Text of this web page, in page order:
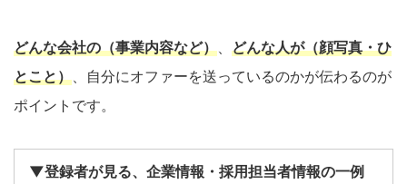
どんな会社の（事業内容など）、 どんな人が（顔写真・ひ
とこと）、自分にオファーを送っているのかが伝わるのが
ポイントです。
▼登録者が見る、企業情報・採用担当者情報の一例